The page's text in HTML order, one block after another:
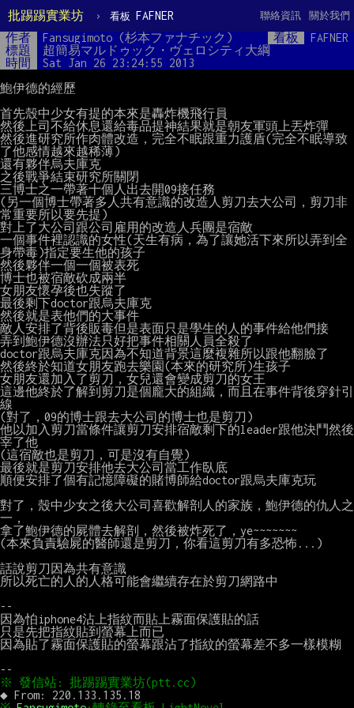
批踢踢實業坊 › 看板 FAFNER 關於我們
聯絡資訊
作者 Fansugimoto (杉本ファナチック) 看板
FAFNER
標題
超簡易マルドゥック・ヴェロシティ大綱
時間
Sat Jan 26 23:24:55 2013
鮑伊德的經歷
首先殼中少女有提的本來是轟炸機飛行員
然後上司不給休息還給毒品提神結果就是朝友軍頭上丟炸彈
然後進研究所作肉體改造，完全不眠跟重力護盾(完全不眠導致
了他感情越來越稀薄)
還有夥伴烏夫庫克
之後戰爭結束研究所關閉
三博士之一帶著十個人出去開09接任務
(另一個博士帶著多人共有意識的改造人剪刀去大公司，剪刀非
常重要所以要先提)
對上了大公司跟公司雇用的改造人兵團是宿敵
一個事件裡認識的女性(天生有病，為了讓她活下來所以弄到全
身帶毒)指定要生他的孩子
然後夥伴一個一個被表死
博士也被宿敵砍成兩半
女朋友懷孕後也失蹤了
最後剩下doctor跟烏夫庫克
然後就是表他們的大事件
敵人安排了背後販毒但是表面只是學生的人的事件給他們接
弄到鮑伊德沒辦法只好把事件相關人員全殺了
doctor跟烏夫庫克因為不知道背景這麼複雜所以跟他翻臉了
然後終於知道女朋友跑去樂園(本來的研究所)生孩子
女朋友還加入了剪刀，女兒還會變成剪刀的女王
這邊他終於了解到剪刀是個龐大的組織，而且在事件背後穿針引
線
(對了，09的博士跟去大公司的博士也是剪刀)
他以加入剪刀當條件讓剪刀安排宿敵剩下的leader跟他決鬥然後
宰了他
(這宿敵也是剪刀，可是沒有自覺)
最後就是剪刀安排他去大公司當工作臥底
順便安排了個有記憶障礙的賭博師給doctor跟烏夫庫克玩
對了，殼中少女之後大公司喜歡解剖人的家族，鮑伊德的仇人之
一，
拿了鮑伊德的屍體去解剖，然後被炸死了，ye~~~~~~~
(本來負責驗屍的醫師還是剪刀，你看這剪刀有多恐怖...)
話說剪刀因為共有意識
所以死亡的人的人格可能會繼續存在於剪刀網路中
--
因為怕iphone4沾上指紋而貼上霧面保護貼的話
只是先把指紋貼到螢幕上而已
因為貼了霧面保護貼的螢幕跟沾了指紋的螢幕差不多一樣模糊